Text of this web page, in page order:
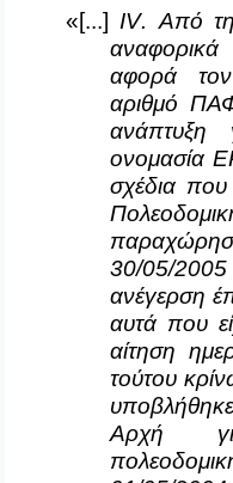
«[...] IV. Από
αφορά
αριθμό
ονομασία
σχέδια
30/05/
ανέγερση
αυτά που
αίτηση
τούτου
Αρχή